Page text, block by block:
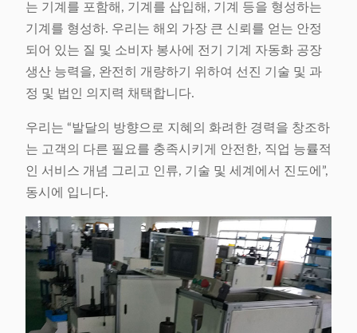
는 기계를 포함해, 기계를 삽입해, 기계 등을 형성하는
기계를 형성하. 우리는 해외 가장 큰 신뢰를 얻는 안정
되어 있는 질 및 소비자 봉사에 전기 기계 자동화 공장
생산 능력을, 완전히 개량하기 위하여 선진 기술 및 과
정 및 법인 의지력 채택합니다.
우리는 “발달의 방향으로 지혜의 화려한 경력을 창조하
는 고객의 다른 필요를 충족시키게 안전한, 직업 능률적
인 서비스 개념 그리고 인류, 기술 및 세계에서 진도에”,
동시에 입니다.